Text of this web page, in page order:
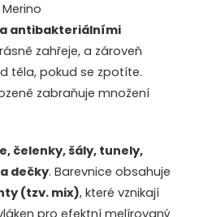
antibakteriálními
zahřeje, a zároveň
těla, pokud se zpotíte.
zabraňuje množení
čelenky, šály, tunely,
dečky. Barevnice obsahuje
(tzv. mix), které vznikají
pro efektní melírovaný